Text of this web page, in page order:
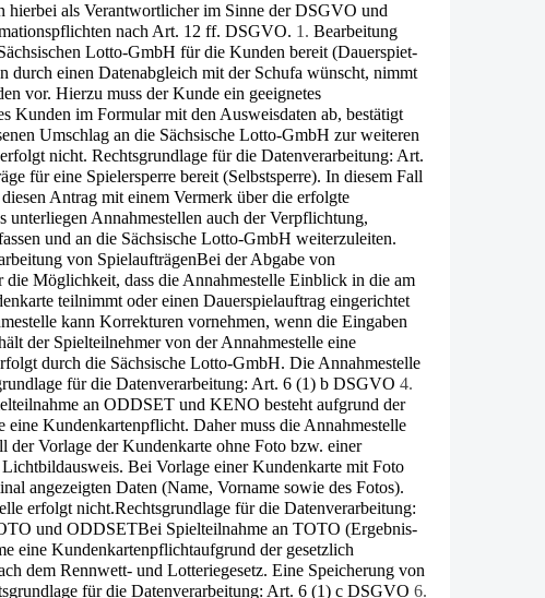
hierbei als Verantwortlicher im Sinne der DSGVO und
nach Art. 12 ff. DSGVO. 1. Bearbeitung
Lotto-GmbH für die Kunden bereit (Dauerspiet-
durch einen Datenabgleich mit der Schufa wünscht, nimmt
vor. Hierzu muss der Kunde ein geeignetes
Kunden im Formular mit den Ausweisdaten ab, bestätigt
Umschlag an die Sächsische Lotto-GmbH zur weiteren
nicht. Rechtsgrundlage für die Datenverarbeitung: Art.
für eine Spielersperre bereit (Selbstsperre). In diesem Fall
Antrag mit einem Vermerk über die erfolgte
Annahmestellen auch der Verpflichtung,
und an die Sächsische Lotto-GmbH weiterzuleiten.
von SpielaufträgenBei der Abgabe von
die Möglichkeit, dass die Annahmestelle Einblick in die am
teil­nimmt oder einen Dauerspielauftrag eingerichtet
kann Korrekturen vornehmen, wenn die Eingaben
der Spielteilnehmer von der Annahmestelle eine
durch die Sächsische Lotto-GmbH. Die Annahmestelle
für die Datenverarbeitung: Art. 6 (1) b DSGVO 4.
an ODDSET und KENO besteht aufgrund der
Kundenkartenpflicht. Daher muss die Annahmestelle
Vorlage der Kundenkarte ohne Foto bzw. einer
Bei Vorlage einer Kundenkarte mit Foto
angezeigten Daten (Name, Vorname sowie des Fotos).
erfolgt nicht.Rechtsgrundlage für die Datenverarbeitung:
und ODDSETBei Spielteilnahme an TOTO (Ergebnis-
eine Kun­denkartenpflichtaufgrund der gesetzlich
dem Rennwett- und Lotteriegesetz. Eine Speicherung von
für die Datenverarbeitung: Art. 6 (1) c DSGVO 6.